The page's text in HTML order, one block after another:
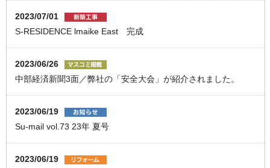
2023/07/01
S-RESIDENCE lmaike East 完成
2023/06/26
中部経済新聞3面／弊社の「安全大会」が紹介されました。
2023/06/19
Su-mail vol.73 23年 夏号
2023/06/19